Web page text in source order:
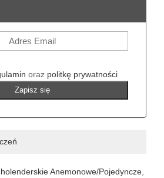
oraz politkę prywatności
Zapisz się
Anemonowe/Pojedyncze